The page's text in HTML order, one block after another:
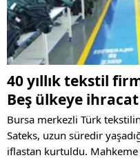
40 yıllık tekstil
Beş ülkeye
Bursa merkezli Türk
Sateks, uzun süredir
iflastan kurtuldu. Mahkeme